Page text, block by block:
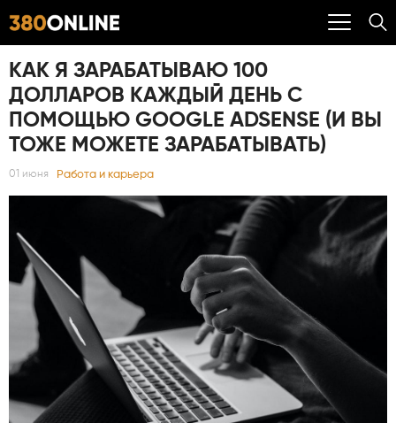
КАК Я ЗАРАБАТЫВАЮ 100
ДОЛЛАРОВ КАЖДЫЙ ДЕНЬ С
ПОМОЩЬЮ GOOGLE ADSENSE (И ВЫ
ТОЖЕ МОЖЕТЕ ЗАРАБАТЫВАТЬ)
01 июня Работа и карьера